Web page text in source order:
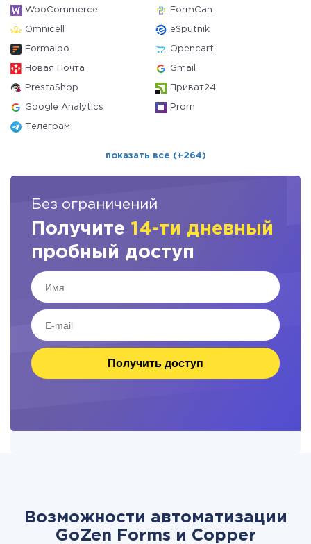
WooCommerce FormCan
Omnicell eSputnik
Formaloo Opencart
Новая Почта Gmail
PrestaShop Приват24
Google Analytics Prom
Телеграм
показать все (+264)
Без ограничений
Получите 14-ти дневный
пробный доступ
Получить доступ
Возможности автоматизации
GoZen Forms и Copper